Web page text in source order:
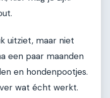
uitziet, maar niet
een paar maanden
en hondenpootjes.
wat écht werkt.